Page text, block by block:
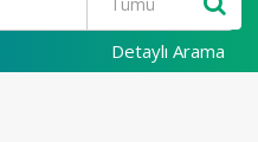
Detaylı Arama